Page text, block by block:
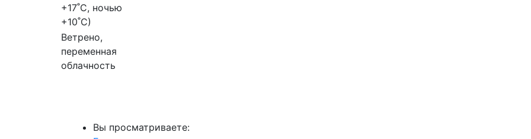
+17˚C, ночью
+10˚C)
Ветрено,
переменная
облачность
Вы просматриваете: